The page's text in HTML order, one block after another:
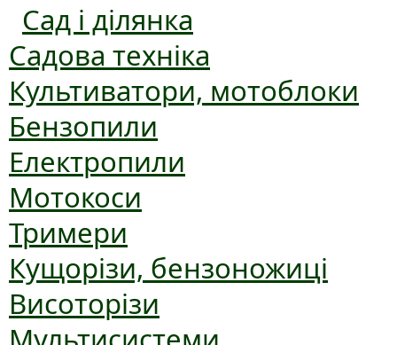
Сад і ділянка
Садова техніка
Культиватори, мотоблоки
Бензопили
Електропили
Мотокоси
Тримери
Кущорізи, бензоножиці
Висоторізи